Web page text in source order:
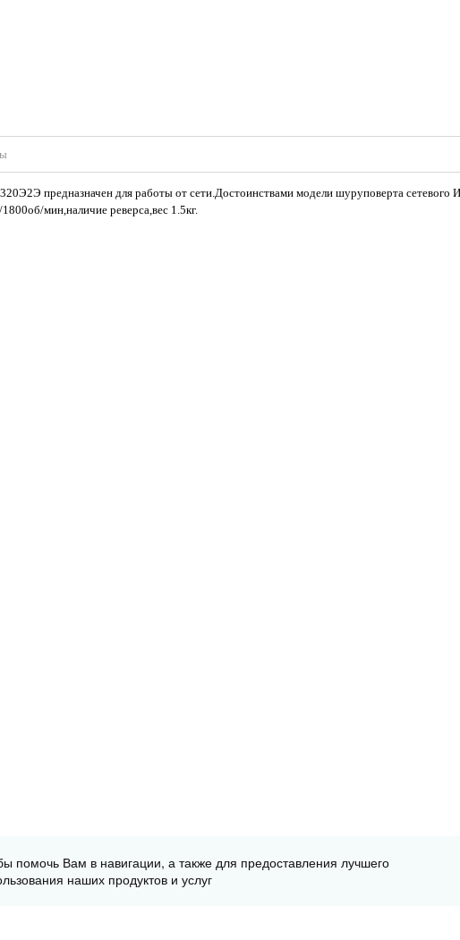
предназначен для работы от сети.Достоинствами модели шуруповерта
мин,наличие реверса,вес 1.5кг.
помочь Вам в навигации, а также для предоставления лучшего
наших продуктов и услуг